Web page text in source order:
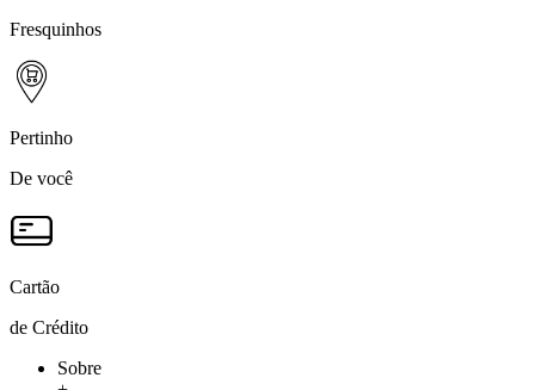
Fresquinhos
Pertinho
De você
Cartão
de Crédito
Sobre